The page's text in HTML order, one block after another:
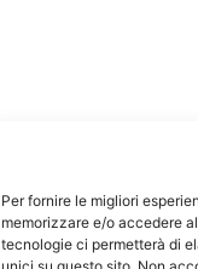
Per fornire le migliori
memorizzare e/o accedere
tecnologie ci permetterà di